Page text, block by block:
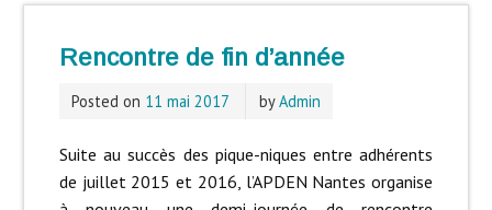
Rencontre de fin d’année
Posted on 11 mai 2017 byAdmin
Suite au succès des pique-niques entre adhérents
de juillet 2015 et 2016, l’APDEN Nantes organise